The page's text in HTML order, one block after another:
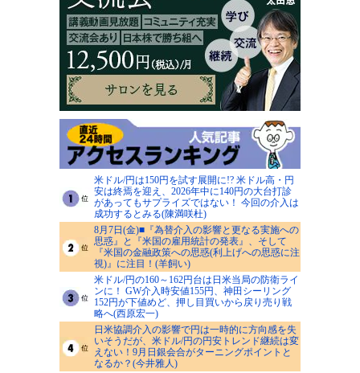
米ドル/円は150円を試す展開に!? 米ドル高・円
安は終焉を迎え、2026年中に140円の大台打診
があってもサプライズではない！ 今回の介入は
成功するとみる(陳満咲杜)
8月7日(金)■『為替介入の影響と更なる実施への
思惑』と『米国の雇用統計の発表』、そして
『米国の金融政策への思惑(利上げへの思惑に注
視)』に注目！(羊飼い)
米ドル/円の160～162円台は日米当局の防衛ライ
ンに！ GW介入時安値155円、神田シーリング
152円が下値めど、押し目買いから戻り売り戦
略へ(西原宏一)
日米協調介入の影響で円は一時的に方向感を失
いそうだが、米ドル/円の円安トレンド継続は変
えない！9月日銀会合がターニングポイントと
なるか？(今井雅人)